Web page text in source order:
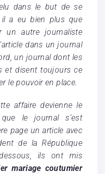
dans le but de se
a eu bien plus que
un autre journaliste
dans un journal
un journal dont les
et disent toujours ce
le pouvoir en place.
affaire devienne le
le journal s’est
page un article avec
de la République
ils ont mis
mariage coutumier